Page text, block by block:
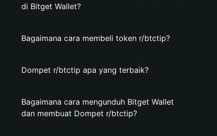
di Bitget Wallet?
Bagaimana cara membeli token r/btctip?
Dompet r/btctip apa yang terbaik?
Bagaimana cara mengunduh Bitget Wallet
dan membuat Dompet r/btctip?